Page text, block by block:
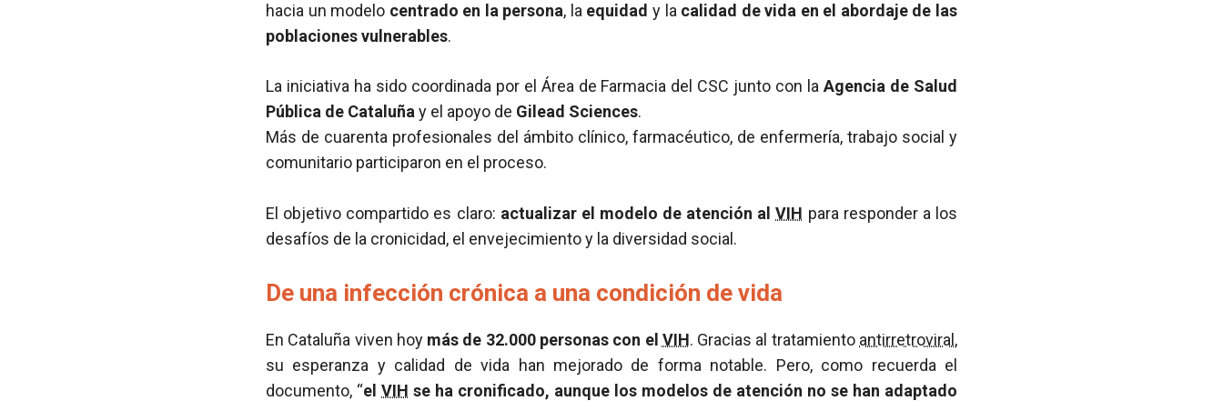
hacia un modelo centrado en la persona, la equidad y la calidad de vida en el abordaje de las
poblaciones vulnerables.
La iniciativa ha sido coordinada por el Área de Farmacia del CSC junto con laAgencia de Salud
Pública de Cataluña y el apoyo de Gilead Sciences.
Más de cuarenta profesionales del ámbito clínico, farmacéutico, de enfermería, trabajo social y
comunitario participaron en el proceso.
El objetivo compartido es claro: actualizar el modelo de atención alVIH para responder a los
desafíos de la cronicidad, el envejecimiento y la diversidad social.
De una infección crónica a una condición de vida
En Cataluña viven hoy más de 32.000 personas con el VIH. Gracias al tratamiento antirretroviral ,
su esperanza y calidad de vida han mejorado de forma notable. Pero, como recuerda el
documento, “el VIH se ha cronificado, aunque los modelos de atención no se han adaptado